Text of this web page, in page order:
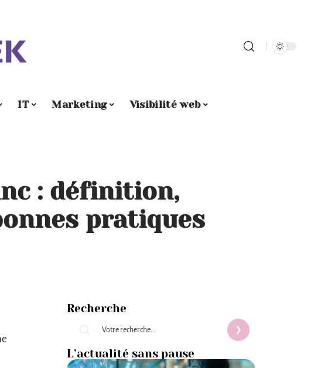
IT Marketing Visibilité web
: définition,
pratiques
Recherche
L’actualité sans pause